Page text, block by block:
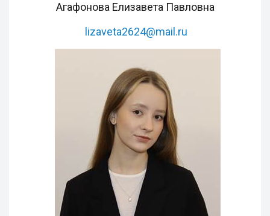
Агафонова Елизавета Павловна
lizaveta2624@mail.ru